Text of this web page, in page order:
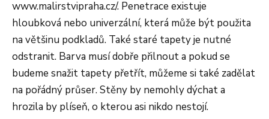
www.malirstvipraha.cz/. Penetrace existuje
hloubková nebo univerzální, která může být použita
na většinu podkladů. Také staré tapety je nutné
odstranit. Barva musí dobře přilnout a pokud se
budeme snažit tapety přetřít, můžeme si také zadělat
na pořádný průser. Stěny by nemohly dýchat a
hrozila by plíseň, o kterou asi nikdo nestojí.